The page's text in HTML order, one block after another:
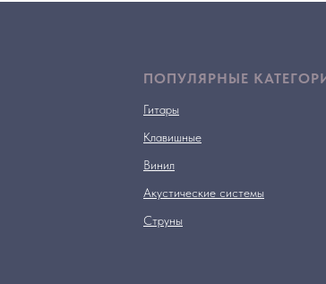
ПОПУЛЯРНЫЕ
Гитары
Клавишные
Винил
Акустические системы
Струны